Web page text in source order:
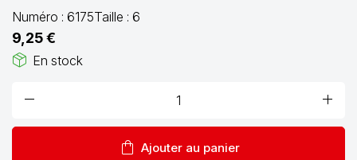
Numéro : 6175Taille : 6
9,25 €
package_2 En stock
remove add
shopping_bag Ajouter au panier